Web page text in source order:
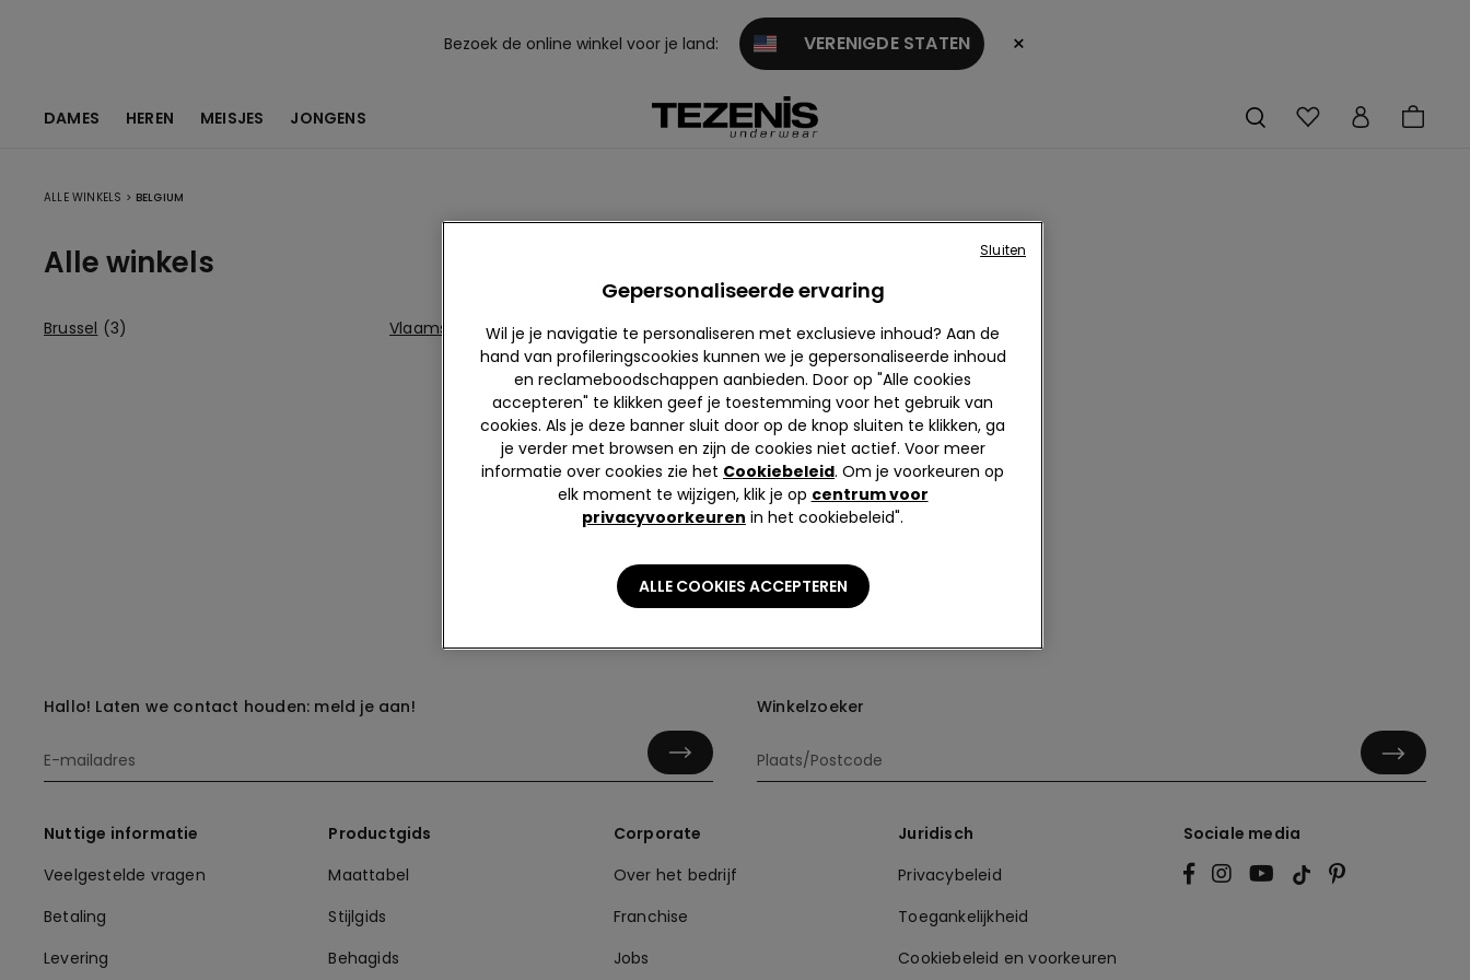
Bezoek de online winkel voor je land: VERENIGDE STATEN ×
DAMES HEREN MEISJES JONGENS
ALLE WINKELS > BELGIUM
Alle winkels
Brussel (3) Vlaams Gewest (2) Waals Gewest (4)
KAART BEKIJKEN
Hallo! Laten we contact houden: meld je aan! Winkelzoeker
Nuttige informatie
Veelgestelde vragen
Betaling
Levering
Productgids
Maattabel
Stijlgids
Behagids
Corporate
Over het bedrijf
Franchise
Jobs
Juridisch
Privacybeleid
Toegankelijkheid
Cookiebeleid en voorkeuren
Sociale media
Gepersonaliseerde ervaring
Wil je je navigatie te personaliseren met exclusieve inhoud? Aan de
hand van profileringscookies kunnen we je gepersonaliseerde inhoud
en reclameboodschappen aanbieden. Door op "Alle cookies
accepteren" te klikken geef je toestemming voor het gebruik van
cookies. Als je deze banner sluit door op de knop sluiten te klikken, ga
je verder met browsen en zijn de cookies niet actief. Voor meer
informatie over cookies zie het Cookiebeleid. Om je voorkeuren op
elk moment te wijzigen, klik je op centrum voor
privacyvoorkeuren in het cookiebeleid".
ALLE COOKIES ACCEPTEREN
Sluiten